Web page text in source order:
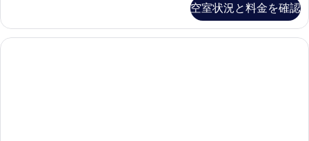
写
真
台
リ
ン
グ
ベ
空室状況と料金を確認